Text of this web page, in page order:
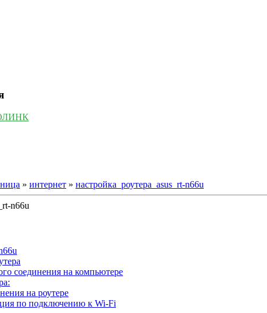
» интернет » настройка_роутера_asus_rt-n66u
n66u
соединения на компьютере
на роутере
по подключению к Wi-Fi